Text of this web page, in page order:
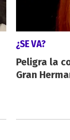
¿SE VA?
Peligra la
Gran